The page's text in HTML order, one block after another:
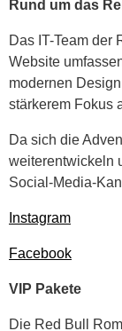
Rund um das
Das IT-Team der
Website
modernen
stärkerem Fokus
Da sich die
weiterentwickeln
Social-Media-
Instagram
Facebook
VIP Pakete
Die Red Bull